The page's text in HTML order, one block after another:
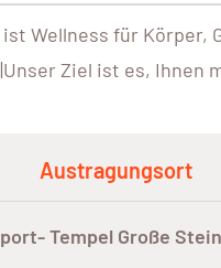
Wellness für Körper,
Ziel ist es, Ihnen
Austragungsort
Tempel Große